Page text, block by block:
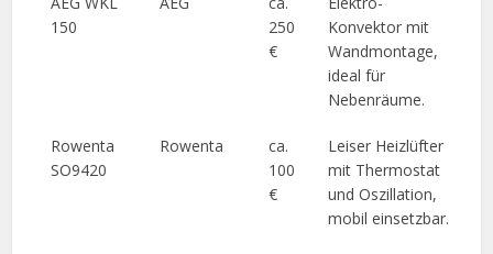
150
250
€
Konvektor mit
Wandmontage,
ideal für
Nebenräume.
Rowenta
SO9420
Rowenta
ca.
100
€
Leiser Heizlüfter
mit Thermostat
und Oszillation,
mobil einsetzbar.